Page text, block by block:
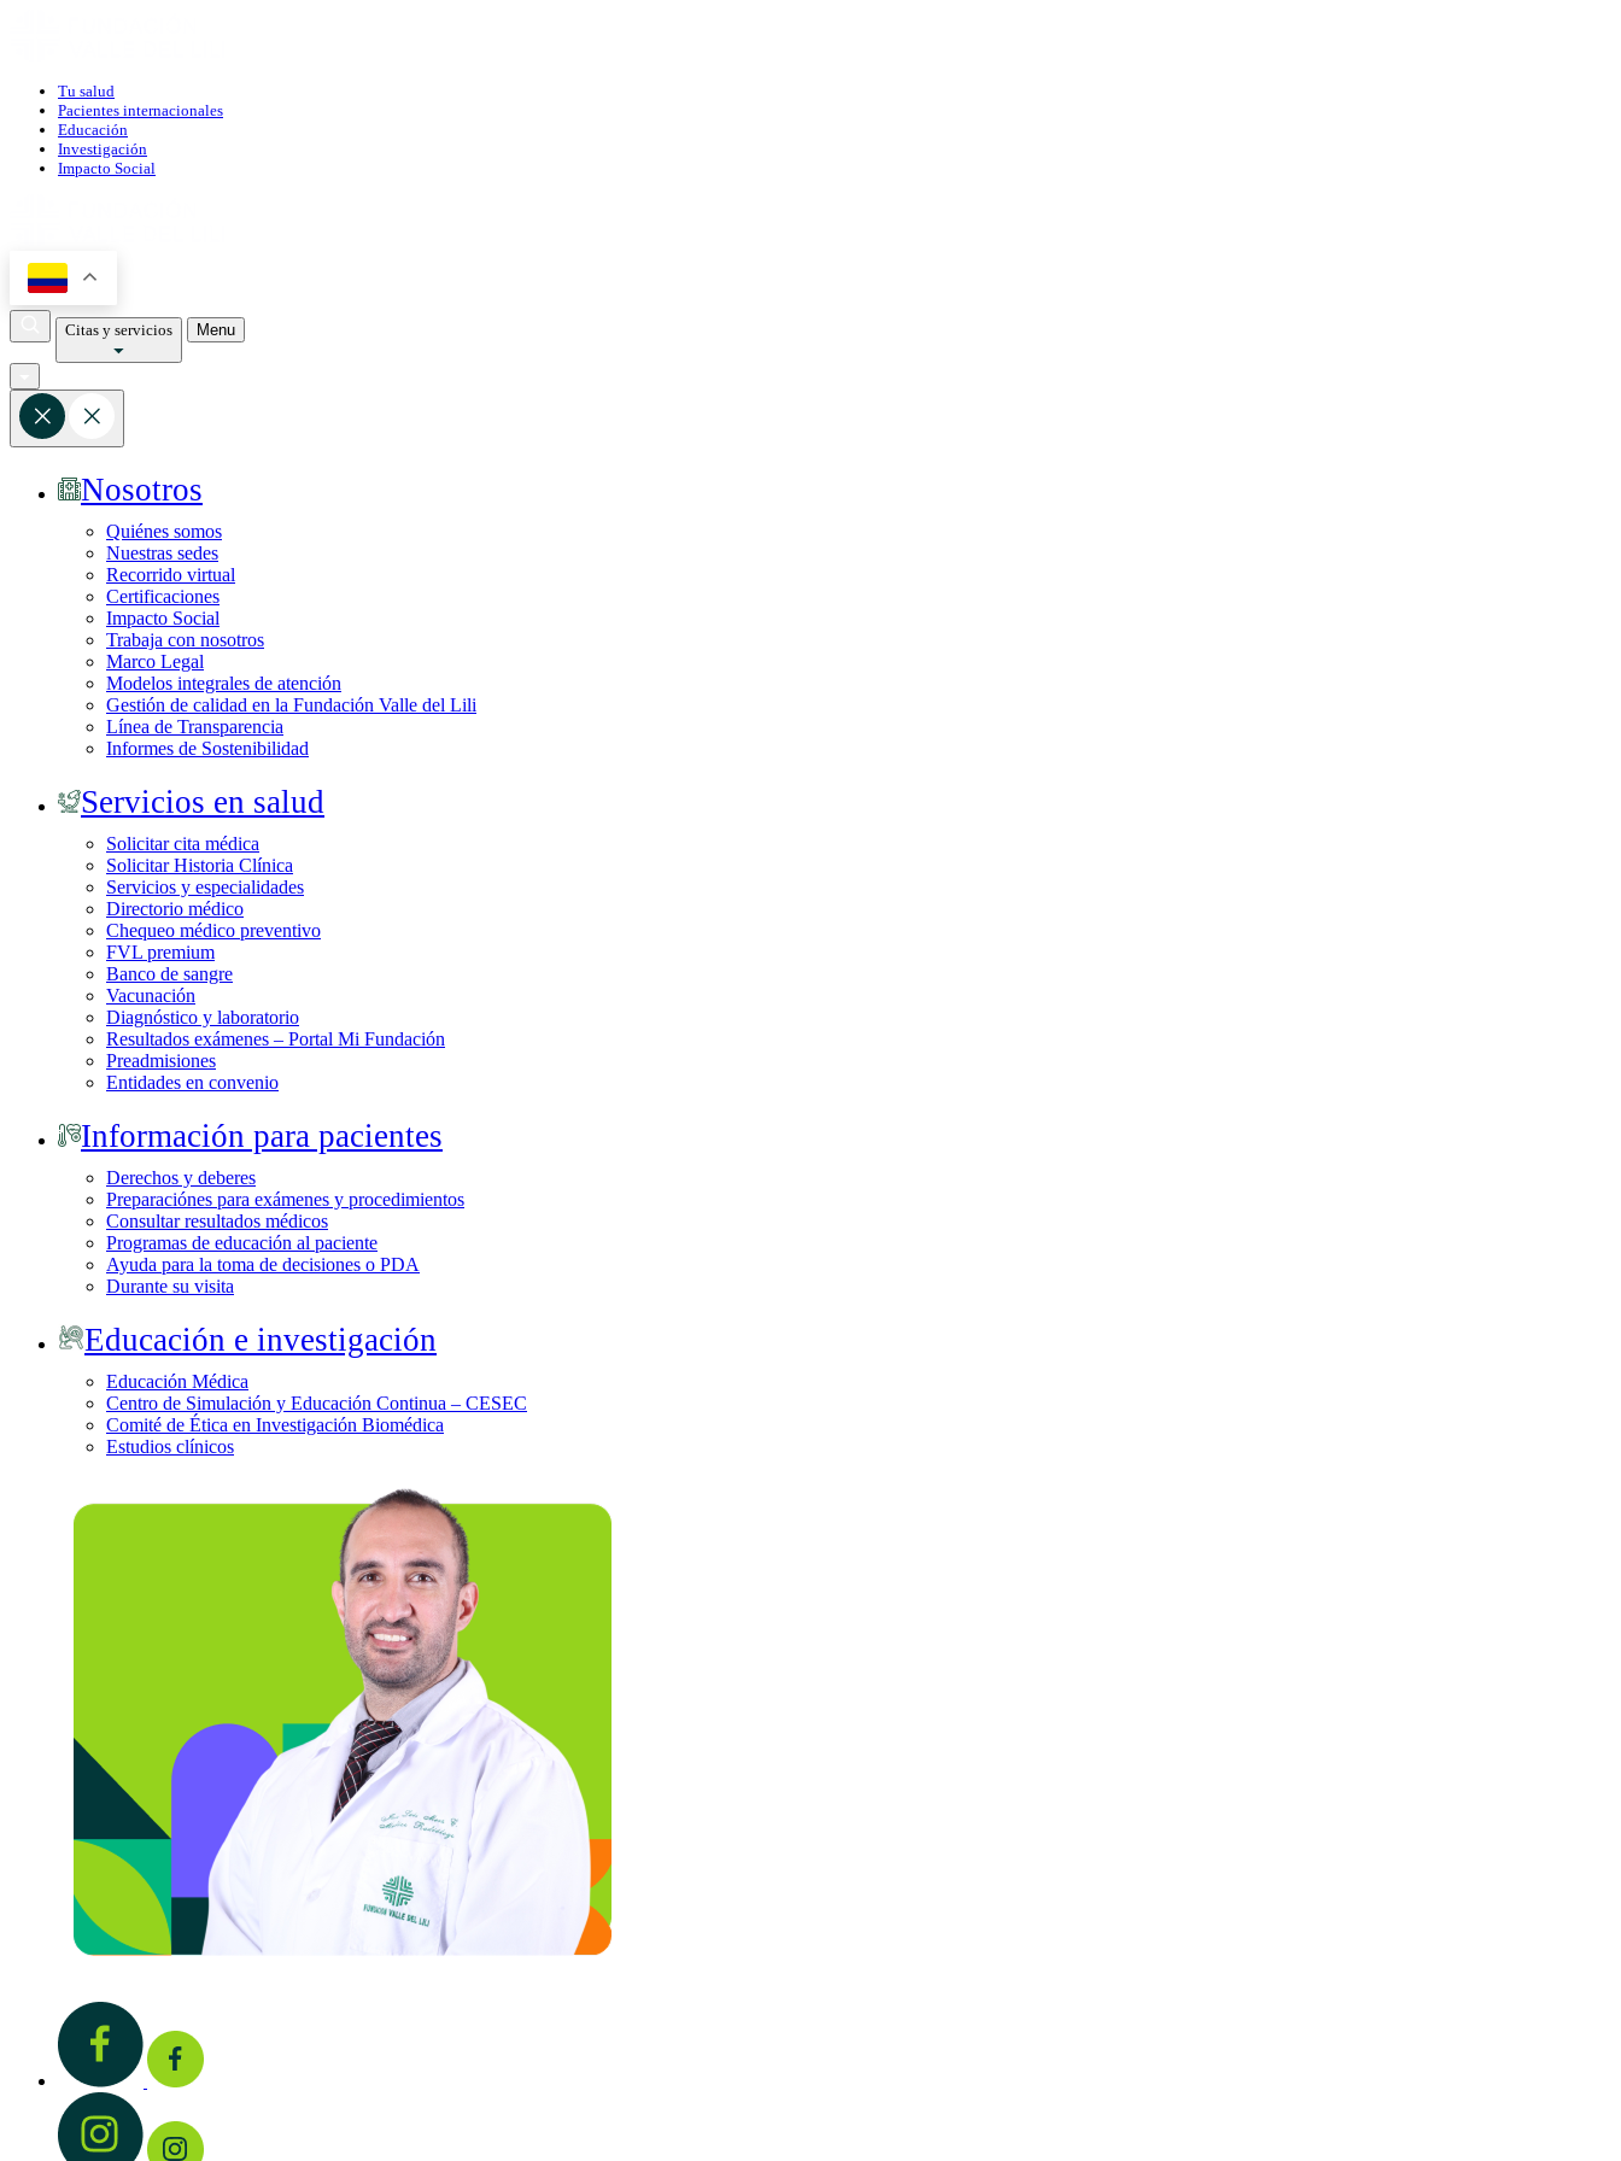
Tu salud
Pacientes internacionales
Educación
Investigación
Impacto Social
Citas y servicios Menu
Nosotros
Quiénes somos
Nuestras sedes
Recorrido virtual
Certificaciones
Impacto Social
Trabaja con nosotros
Marco Legal
Modelos integrales de atención
Gestión de calidad en la Fundación Valle del Lili
Línea de Transparencia
Informes de Sostenibilidad
Servicios en salud
Solicitar cita médica
Solicitar Historia Clínica
Servicios y especialidades
Directorio médico
Chequeo médico preventivo
FVL premium
Banco de sangre
Vacunación
Diagnóstico y laboratorio
Resultados exámenes – Portal Mi Fundación
Preadmisiones
Entidades en convenio
Información para pacientes
Derechos y deberes
Preparaciónes para exámenes y procedimientos
Consultar resultados médicos
Programas de educación al paciente
Ayuda para la toma de decisiones o PDA
Durante su visita
Educación e investigación
Educación Médica
Centro de Simulación y Educación Continua – CESEC
Comité de Ética en Investigación Biomédica
Estudios clínicos